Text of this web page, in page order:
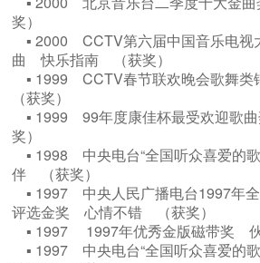
奖）
▪ 2000 CCTV第六届中国音乐电视
曲 快乐指南 （获奖）
▪ 1999 CCTV春节联欢晚会歌舞
（获奖）
▪ 1999 99年度康佳杯最受欢迎歌
奖）
▪ 1998 中央电台“全国听众喜爱的
伴 （获奖）
▪ 1997 中央人民广播电台1997年
评选金奖 心情不错 （获奖）
▪ 1997 ​ 1997年优秀金版磁带奖
▪ 1997 中央电台“全国听众喜爱的